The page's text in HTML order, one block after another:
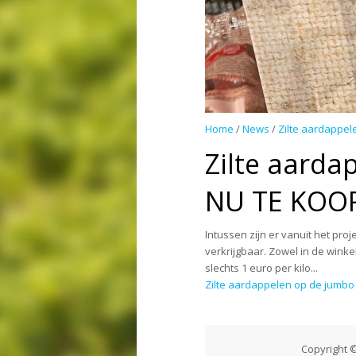
Home /News / Zilte
Zilte
NU TE
Intussen zijn er vanuit het
verkrijgbaar. Zowel in de
slechts 1 euro per kilo...
Zilte aardappelen op de
Copyright